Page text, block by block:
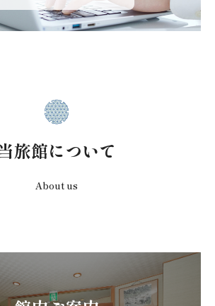
旅館について